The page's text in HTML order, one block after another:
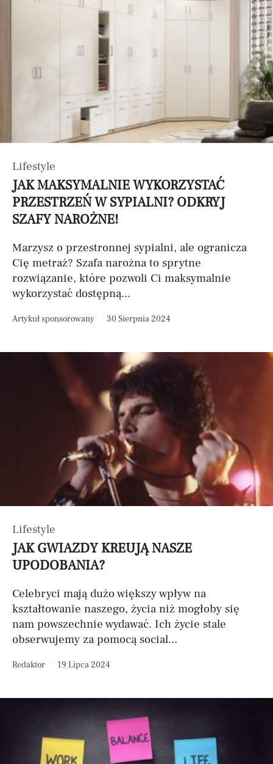
Lifestyle
JAK MAKSYMALNIE WYKORZYSTAĆ
PRZESTRZEŃ W SYPIALNI? ODKRYJ
SZAFY NAROŻNE!
Marzysz o przestronnej sypialni, ale ogranicza
Cię metraż? Szafa narożna to sprytne
rozwiązanie, które pozwoli Ci maksymalnie
wykorzystać dostępną...
Artykuł sponsorowany 30 Sierpnia 2024
Lifestyle
JAK GWIAZDY KREUJĄ NASZE
UPODOBANIA?
Celebryci mają dużo większy wpływ na
kształtowanie naszego, życia niż mogłoby się
nam powszechnie wydawać. Ich życie stale
obserwujemy za pomocą social...
Redaktor 19 Lipca 2024